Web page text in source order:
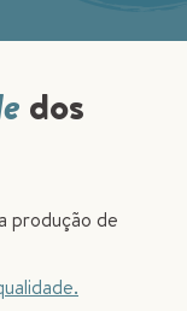
dos
produção de